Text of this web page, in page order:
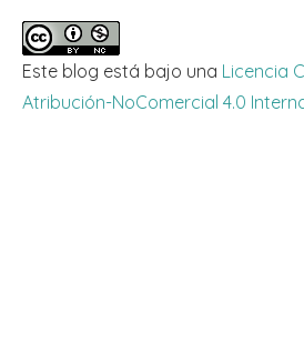
Este blog está bajo una Licencia
Atribución-NoComercial 4.0